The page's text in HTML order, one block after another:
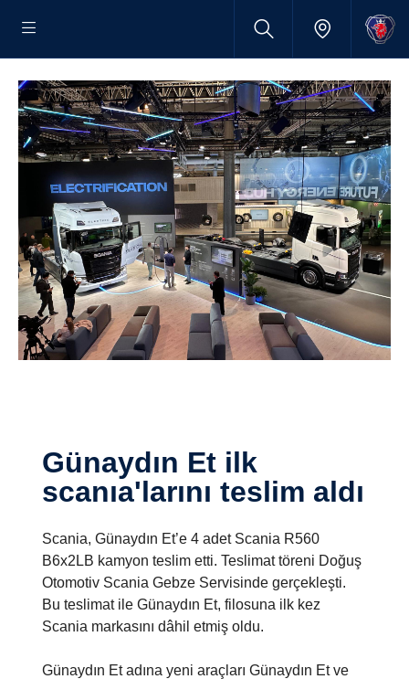
Günaydın Et ilk
scanıa'larını teslim aldı
Scania, Günaydın Et’e 4 adet Scania R560
B6x2LB kamyon teslim etti. Teslimat töreni Doğuş
Otomotiv Scania Gebze Servisinde gerçekleşti.
Bu teslimat ile Günaydın Et, filosuna ilk kez
Scania markasını dâhil etmiş oldu.
Günaydın Et adına yeni araçları Günaydın Et ve